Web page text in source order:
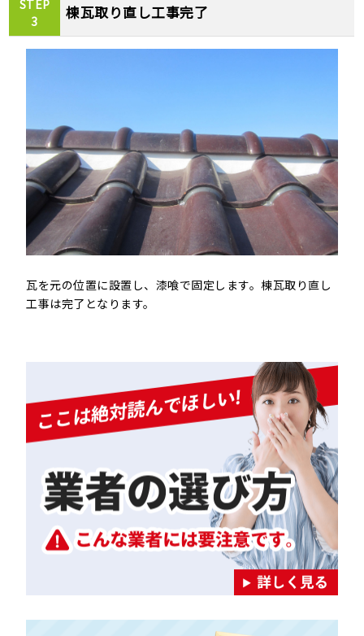
STEP
3
棟瓦取り直し工事完了
瓦を元の位置に設置し、漆喰で固定します。棟瓦取り直し
工事は完了となります。